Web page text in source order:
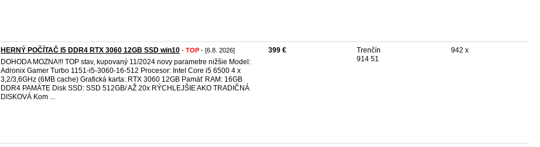
HERNÝ POČÍTAČ I5 DDR4 RTX 3060 12GB SSD win10 - TOP - [6.8. 2026]
DOHODA MOZNA!!! TOP stav, kupovaný 11/2024 novy parametre nižšie Model:
Adronix Gamer Turbo 1151-i5-3060-16-512 Procesor: Intel Core i5 6500 4 x
3,2/3,6GHz (6MB cache) Grafická karta: RTX 3060 12GB Pamäť RAM: 16GB
DDR4 PAMÄTE Disk SSD: SSD 512GB/ AŽ 20x RÝCHLEJŠIE AKO TRADIČNÁ
DISKOVÁ Kom ...
399 €
Trenčín
914 51
942 x